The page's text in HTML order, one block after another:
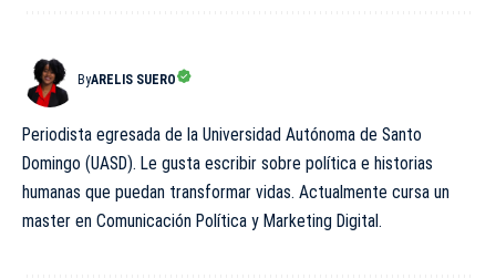
ByARELIS SUERO
Periodista egresada de la Universidad Autónoma de Santo
Domingo (UASD). Le gusta escribir sobre política e historias
humanas que puedan transformar vidas. Actualmente cursa un
master en Comunicación Política y Marketing Digital.